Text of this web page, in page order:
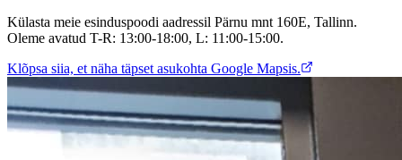
Külasta meie esinduspoodi aadressil Pärnu mnt 160E, Tallinn.
Oleme avatud T-R: 13:00-18:00, L: 11:00-15:00.
Klõpsa siia, et näha täpset asukohta Google Mapsis.